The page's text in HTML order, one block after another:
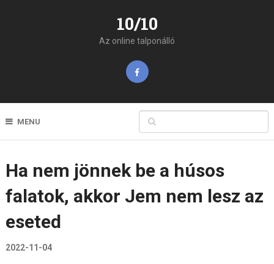
10/10
Az online talponálló
MENU
Ha nem jönnek be a húsos
falatok, akkor Jem nem lesz az
eseted
2022-11-04